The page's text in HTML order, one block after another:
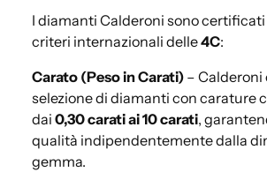
I diamanti Calderoni sono certificati
criteri internazionali delle4C:
Carato (Peso in Carati) – Calderoni
selezione di diamanti con carature
dai 0,30 carati ai 10 carati,
qualità indipendentemente dalla
gemma.